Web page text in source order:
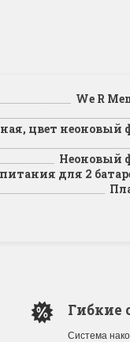
We R
цвет неоновый
Неоновый
для 2
Гибкие
Система